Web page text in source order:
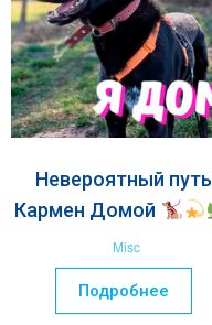
Невероятный путь
Кармен Домой
Misc
Подробнее